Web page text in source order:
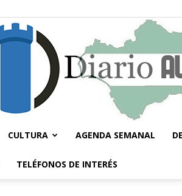
CULTURA AGENDA SEMANAL
TELÉFONOS DE INTERÉS